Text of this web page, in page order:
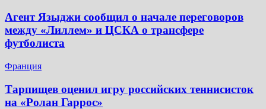
Агент Языджи сообщил о начале переговоров
между «Лиллем» и ЦСКА о трансфере
футболиста
Франция
Тарпищев оценил игру российских теннисисток
на «Ролан Гаррос»